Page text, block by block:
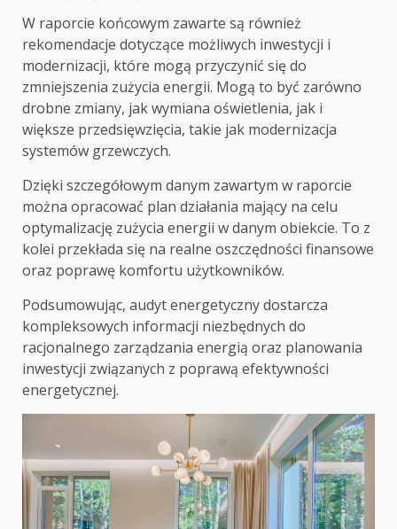
W raporcie końcowym zawarte są również
rekomendacje dotyczące możliwych inwestycji i
modernizacji, które mogą przyczynić się do
zmniejszenia zużycia energii. Mogą to być zarówno
drobne zmiany, jak wymiana oświetlenia, jak i
większe przedsięwzięcia, takie jak modernizacja
systemów grzewczych.
Dzięki szczegółowym danym zawartym w raporcie
można opracować plan działania mający na celu
optymalizację zużycia energii w danym obiekcie. To z
kolei przekłada się na realne oszczędności finansowe
oraz poprawę komfortu użytkowników.
Podsumowując, audyt energetyczny dostarcza
kompleksowych informacji niezbędnych do
racjonalnego zarządzania energią oraz planowania
inwestycji związanych z poprawą efektywności
energetycznej.